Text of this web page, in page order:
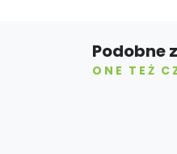
Podobne
ONE TEŻ